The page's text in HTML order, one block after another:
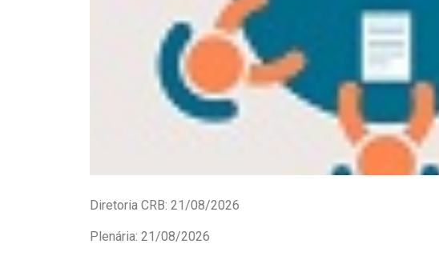
Diretoria CRB: 21/08/2026
Plenária: 21/08/2026